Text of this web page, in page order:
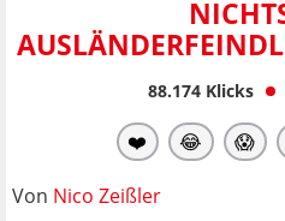
88.174Klicks
❤️ 😂 😱
Von Nico Zeißler